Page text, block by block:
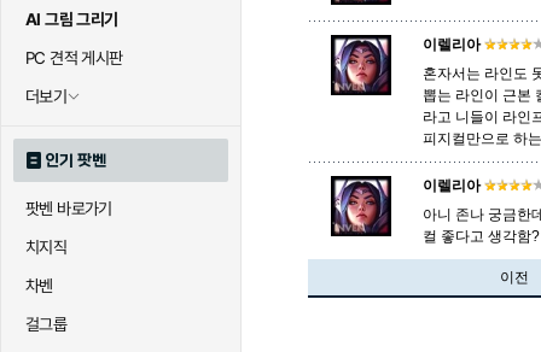
AI 그림 그리기
PC 견적 게시판
더보기
인기 팟벤
팟벤 바로가기
치지직
차벤
걸그룹
이렐리아
혼자서는 라인도
뽑는 라인이 근본
라고 니들이 라인
피지컬만으로 하
이렐리아
아니 존나 궁금한
컬 좋다고 생각함
이전